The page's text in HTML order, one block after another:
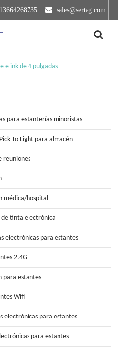
sales@sertag.com
e ink de 4 pulgadas
para estanterías minoristas
To Light para almacén
reuniones
médica/hospital
de tinta electrónica
electrónicas para estantes
2.4G
para estantes
Wifi
electrónicas para estantes
para estantes